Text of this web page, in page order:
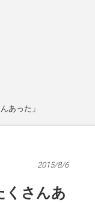
あった」
2015/8/6
くさんあ